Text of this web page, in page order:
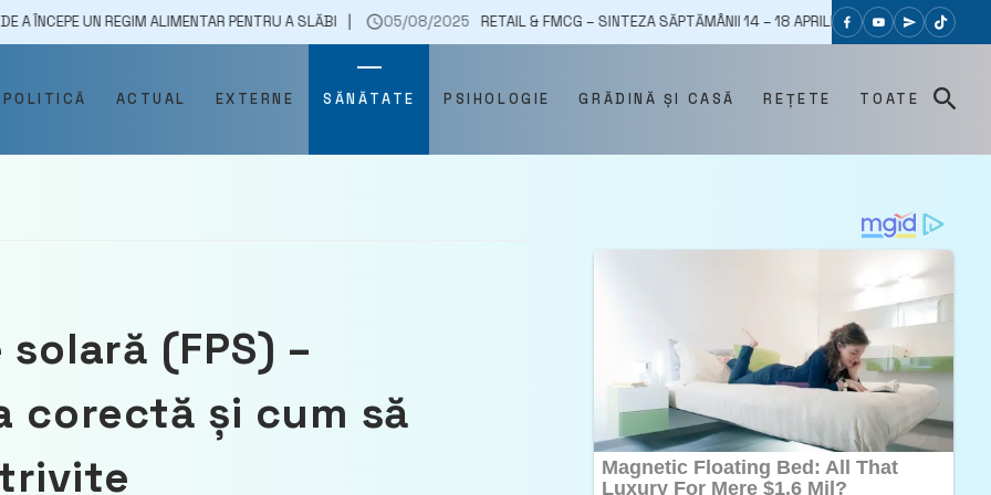
REGIM ALIMENTAR PENTRU A SLĂBI 05/08/2025 RETAIL & FMCG – SINTEZA SĂPTĂMÂNII 14 – 18 APRILIE 2025 – RETAIL-FMCG.RO
POLITICĂ ACTUAL EXTERNE SĂNĂTATE PSIHOLOGIE GRĂDINĂ ȘI CASĂ REȚETE TOATE
(FPS) –
corectă și cum să